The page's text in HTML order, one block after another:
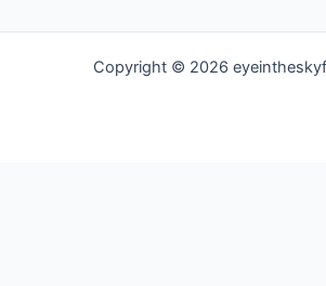
Copyright © 2026